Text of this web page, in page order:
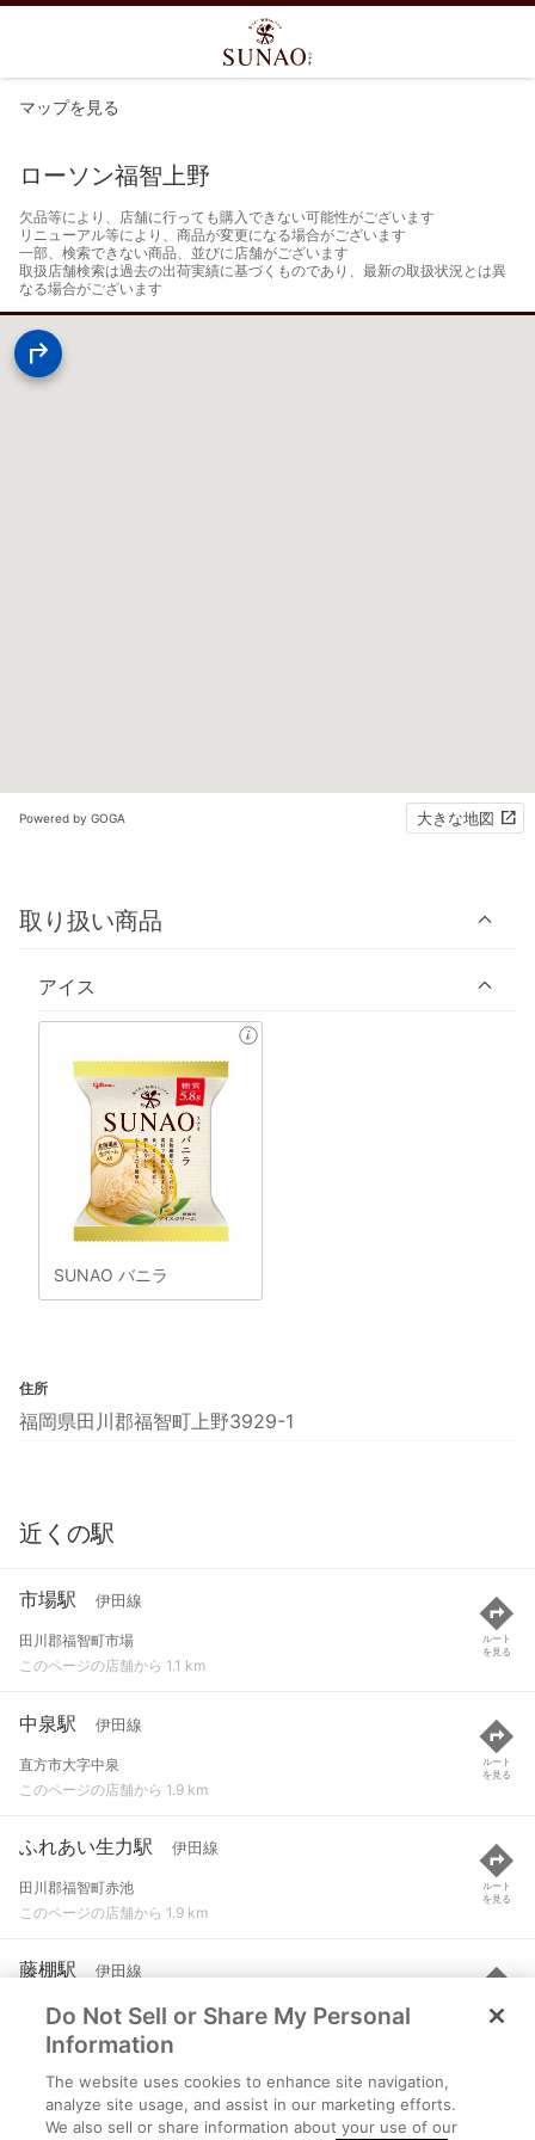
マップを見る
ローソン福智上野
欠品等により、店舗に行っても購入できない可能性がございます
リニューアル等により、商品が変更になる場合がございます
一部、検索できない商品、並びに店舗がございます
取扱店舗検索は過去の出荷実績に基づくものであり、最新の取扱状況とは異
なる場合がございます
Powered by GOGA 大きな地図
取り扱い商品
アイス
SUNAO バニラ
住所
福岡県田川郡福智町上野3929-1
近くの駅
市場駅 伊田線
田川郡福智町市場
このページの店舗から 1.1 km
ルート
を見る
中泉駅 伊田線
直方市大字中泉
このページの店舗から 1.9 km
ルート
を見る
ふれあい生力駅 伊田線
田川郡福智町赤池
このページの店舗から 1.9 km
ルート
を見る
藤棚駅 伊田線
直方市大字下境
このページの店舗から 2.6 km
ルート
を見る
赤池駅 伊田線
田川郡福智町赤池
Do Not Sell or Share My Personal
Information
The website uses cookies to enhance site navigation,
analyze site usage, and assist in our marketing efforts.
We also sell or share information about your use of our